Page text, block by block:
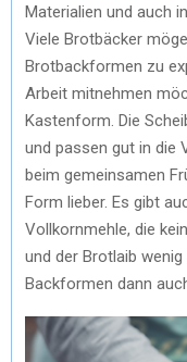
Materialien und auch
Viele Brotbäcker
Brotbackformen zu
Arbeit mitnehmen
Kastenform. Die
und passen gut in die
beim gemeinsamen
Form lieber. Es gibt
Vollkornmehle, die
und der Brotlaib
Backformen dann